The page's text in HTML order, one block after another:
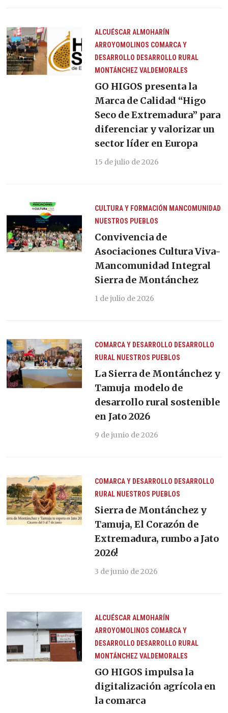
ALCUÉSCAR ALMOHARÍN
ARROYOMOLINOS COMARCA Y
DESARROLLO DESARROLLO RURAL
MONTÁNCHEZ VALDEMORALES
GO HIGOS presenta la
Marca de Calidad “Higo
Seco de Extremadura” para
diferenciar y valorizar un
sector líder en Europa
15 de julio de 2026
CULTURA Y FORMACIÓN MANCOMUNIDAD
NUESTROS PUEBLOS
Convivencia de
Asociaciones Cultura Viva-
Mancomunidad Integral
Sierra de Montánchez
1 de julio de 2026
COMARCA Y DESARROLLO DESARROLLO
RURAL NUESTROS PUEBLOS
La Sierra de Montánchez y
Tamuja modelo de
desarrollo rural sostenible
en Jato 2026
9 de junio de 2026
COMARCA Y DESARROLLO DESARROLLO
RURAL NUESTROS PUEBLOS
Sierra de Montánchez y
Tamuja, El Corazón de
Extremadura, rumbo a Jato
2026!
3 de junio de 2026
ALCUÉSCAR ALMOHARÍN
ARROYOMOLINOS COMARCA Y
DESARROLLO DESARROLLO RURAL
MONTÁNCHEZ VALDEMORALES
GO HIGOS impulsa la
digitalización agrícola en
la comarca